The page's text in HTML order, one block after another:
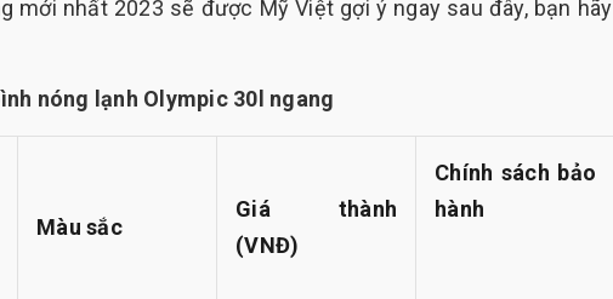
mới nhất 2023 sẽ được Mỹ Việt gợi ý ngay sau đây, bạn hãy
nóng lạnh Olympic 30l ngang
Màu sắc
Giá thành
(VNĐ)
Chính sách bảo
hành